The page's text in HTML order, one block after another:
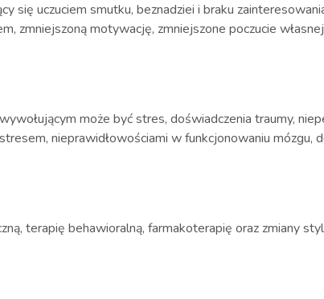
się uczuciem smutku, beznadziei i braku
zmniejszoną motywację, zmniejszone poczucie
może być stres, doświadczenia traumy,
nieprawidłowościami w funkcjonowaniu mózgu,
terapię behawioralną, farmakoterapię oraz zmiany